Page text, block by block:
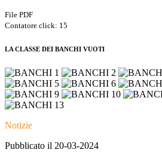
File PDF
Contatore click: 15
LA CLASSE DEI BANCHI VUOTI
Notizie
Pubblicato il 20-03-2024